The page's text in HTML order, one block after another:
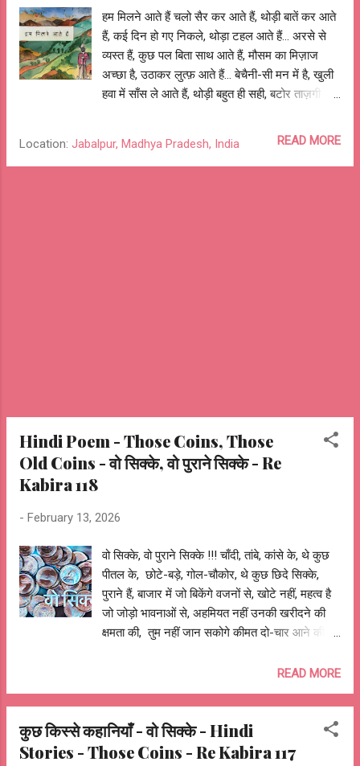
लड़कों के साथ तबला सीखने के लिए चुना। मैं सीखने के
लिए उत्त्साहित था, पापा से पूछा। सप्ताहांत था और ताऊजी
को आना था इसलिए पापा ने ताऊजी से पूछने को कहा।
ताऊजी के जवाब के बाद वह किस्सा वहीं खत्म हो गया, न
किसी ने मुझ से पूछा और न ही समझाया। ...
हम मिलने आते हैं चलो सैर कर आते हैं, थोड़ी बातें कर आते
हैं, कई दिन हो गए निकले, थोड़ा टहल आते हैं... अरसे से
व्यस्त हैं, कुछ पल बिता साथ आते हैं, मौसम का मिज़ाज
अच्छा है, उठाकर लुत्फ़ आते हैं... बेचैनी-सी मन में है, खुली
हवा में साँस ले आते हैं, थोड़ी बहुत ही सही, बटोर ताज़गी घर
मौक़ा मिला है तो बाग़ीचे में सेक धूप आते हैं... शोर-शराबे से
बच, कोयल की कूक सुन आते हैं, भीड़-भड़ाके से दूर, घूम
एकांत गली में आते हैं... रात के अँधेरे में टूटते सितारों को
Location: Jabalpur, Madhya Pradesh, India READ MORE
Hindi Poem - Those Coins, Those
Old Coins - वो सिक्के, वो पुराने सिक्के - Re
Kabira 118
- February 13, 2026
वो सिक्के, वो पुराने सिक्के !!! चाँदी, तांबे, कांसे के, थे कुछ
पीतल के, छोटे-बड़े, गोल-चौकोर, थे कुछ छिदे सिक्के,
पुराने हैं, बाजार में जो बिकेंगे वजनों से, खोटे नहीं, महत्व है
जो जोड़ो भावनाओं से, अहमियत नहीं उनकी खरीदने की
क्षमता की, तुम नहीं जान सकोगे कीमत दो-चार आने की,
सिक्के? एक तरफ है सच, दूसरी तरफ झूठ, है विश्वास,
होगा, है नदिया की धारा तो तट भी होगा, जो उछालो तो
नहीं केवल चित या पट तेरे हिस्से, नियत तय करती नियति,
हैं कितनो के किस्से, इसलिए सोचता हूँ, क्यों चुरा लिए मेरे
READ MORE
कुछ किस्से कहानियाँ - वो सिक्के - Hindi
Stories - Those Coins - Re Kabira 117